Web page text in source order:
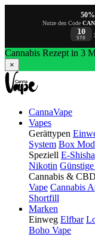
Nutze den Code
10
STD :
Cannabis Rezept in 3
×
CannaVape
Vapes
Gerättypen
System Box Mod
Speziell E-Shisha
Nikotin
Cannabis & CBD
Vape Cannabis
Shortfill
Marken
Einweg Elfbar
Boho Vape